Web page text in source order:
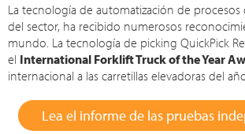
La tecnología de automatización de
del sector, ha recibido numerosos
mundo. La tecnología de picking QuickPick
el International Forklift Truck of the Year
internacional a las carretillas elevadoras del
Lea el informe de las pruebas